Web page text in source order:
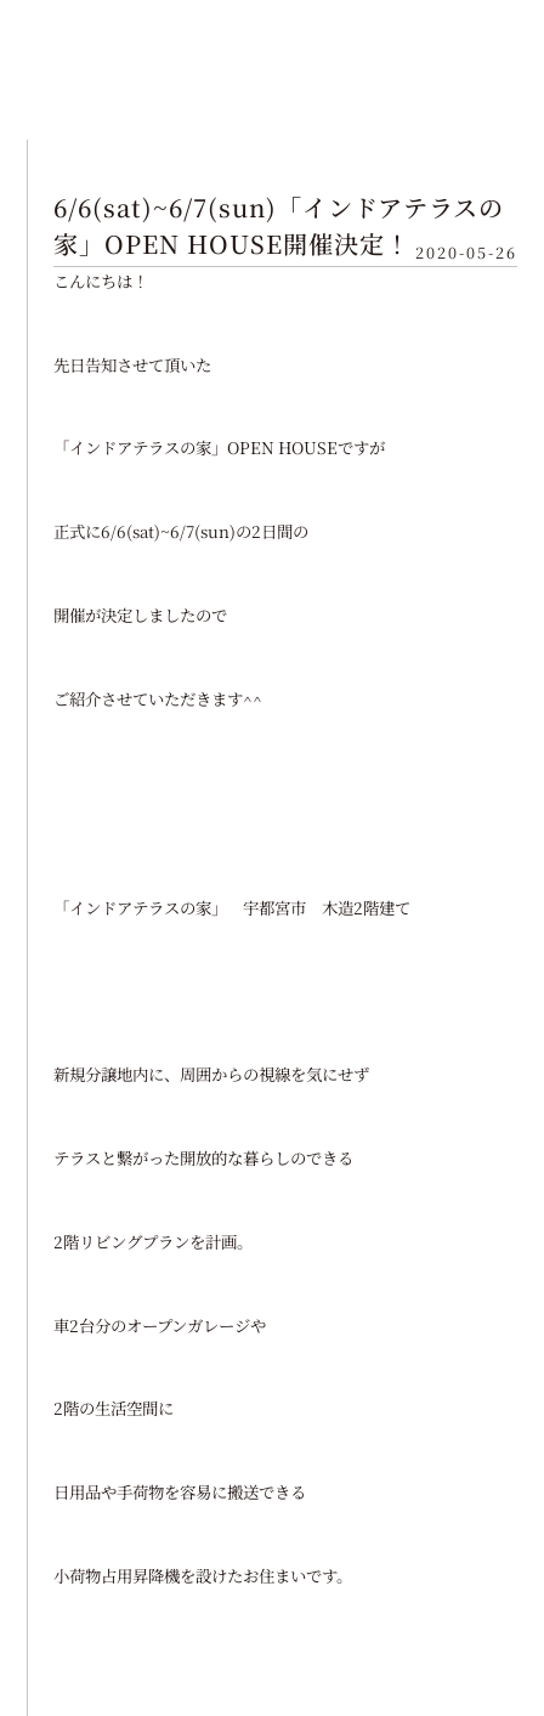
6/6(sat)~6/7(sun)「インドアテラスの
家」OPEN HOUSE開催決定！
2020-05-26
こんにちは！
先日告知させて頂いた
「インドアテラスの家」OPEN HOUSEですが
正式に6/6(sat)~6/7(sun)の2日間の
開催が決定しましたので
ご紹介させていただきます^^
「インドアテラスの家」 宇都宮市 木造2階建て
新規分譲地内に、周囲からの視線を気にせず
テラスと繋がった開放的な暮らしのできる
2階リビングプランを計画。
車2台分のオープンガレージや
2階の生活空間に
日用品や手荷物を容易に搬送できる
小荷物占用昇降機を設けたお住まいです。